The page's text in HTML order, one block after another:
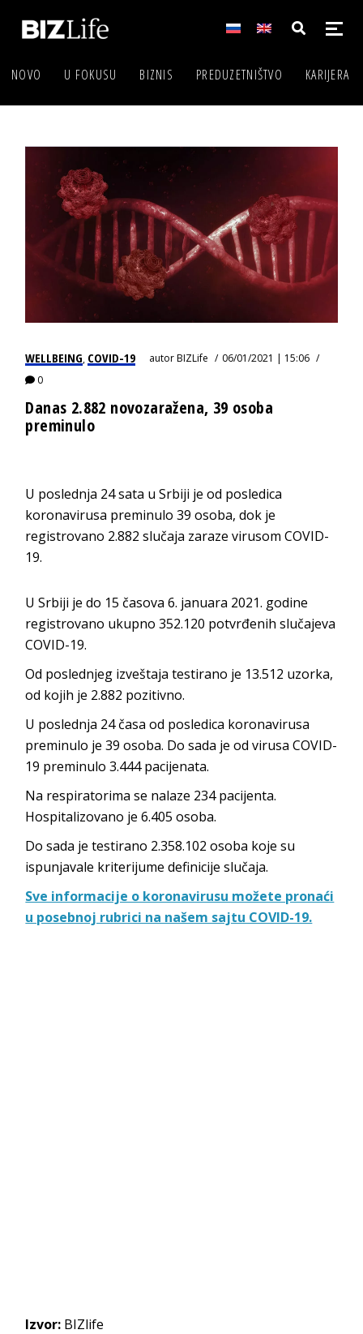
NOVO U FOKUSU BIZNIS PREDUZETNIŠTVO KARIJERA
WELLBEING, COVID-19 autorBIZLife
06/01/2021 | 15:06
0
Danas 2.882 novozaražena, 39 osoba
preminulo
U poslednja 24 sata u Srbiji je od posledica
koronavirusa preminulo 39 osoba, dok je
registrovano 2.882 slučaja zaraze virusom COVID-
19.
U Srbiji je do 15 časova 6. januara 2021. godine
registrovano ukupno 352.120‬ potvrđenih slučajeva
COVID-19.
Od poslednjeg izveštaja testirano je 13.512 uzorka,
od kojih je 2.882 pozitivno.
U poslednja 24 časa od posledica koronavirusa
preminulo je 39 osoba. Do sada je od virusa COVID-
19 preminulo 3.444 pacijenata.
Na respiratorima se nalaze 234 pacijenta.
Hospitalizovano je 6.405 osoba.
Do sada je testirano 2.358.102 osoba koje su
ispunjavale kriterijume definicije slučaja.
Sve informacije o koronavirusu možete pronaći
u posebnoj rubrici na našem sajtu COVID-19.
Izvor: BIZlife